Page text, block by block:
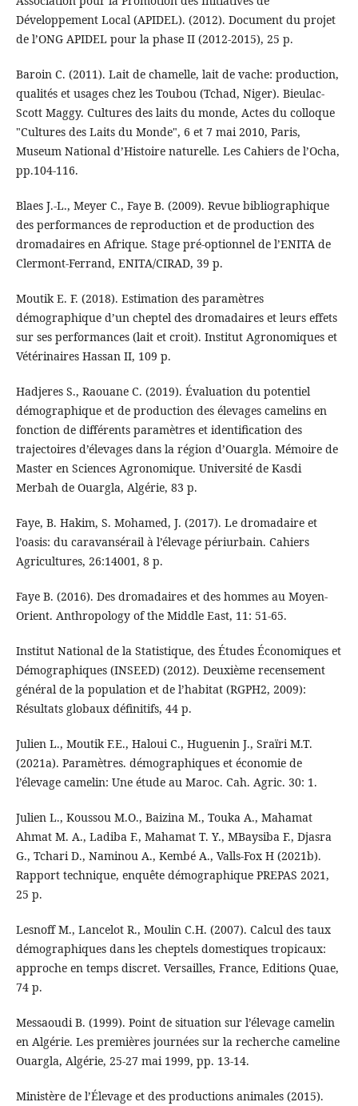
Développement Local (APIDEL). (2012). Document du projet
de l’ONG APIDEL pour la phase II (2012-2015), 25 p.
Baroin C. (2011). Lait de chamelle, lait de vache: production,
qualités et usages chez les Toubou (Tchad, Niger). Bieulac-
Scott Maggy. Cultures des laits du monde, Actes du colloque
"Cultures des Laits du Monde", 6 et 7 mai 2010, Paris,
Museum National d’Histoire naturelle. Les Cahiers de l’Ocha,
pp.104-116.
Blaes J.-L., Meyer C., Faye B. (2009). Revue bibliographique
des performances de reproduction et de production des
dromadaires en Afrique. Stage pré-optionnel de l’ENITA de
Clermont-Ferrand, ENITA/CIRAD, 39 p.
Moutik E. F. (2018). Estimation des paramètres
démographique d’un cheptel des dromadaires et leurs effets
sur ses performances (lait et croit). Institut Agronomiques et
Vétérinaires Hassan II, 109 p.
Hadjeres S., Raouane C. (2019). Évaluation du potentiel
démographique et de production des élevages camelins en
fonction de différents paramètres et identification des
trajectoires d’élevages dans la région d’Ouargla. Mémoire de
Master en Sciences Agronomique. Université de Kasdi
Merbah de Ouargla, Algérie, 83 p.
Faye, B. Hakim, S. Mohamed, J. (2017). Le dromadaire et
l’oasis: du caravansérail à l’élevage périurbain. Cahiers
Agricultures, 26:14001, 8 p.
Faye B. (2016). Des dromadaires et des hommes au Moyen-
Orient. Anthropology of the Middle East, 11: 51-65.
Institut National de la Statistique, des Études Économiques et
Démographiques (INSEED) (2012). Deuxième recensement
général de la population et de l’habitat (RGPH2, 2009):
Résultats globaux définitifs, 44 p.
Julien L., Moutik F.E., Haloui C., Huguenin J., Sraïri M.T.
(2021a). Paramètres. démographiques et économie de
l’élevage camelin: Une étude au Maroc. Cah. Agric. 30: 1.
Julien L., Koussou M.O., Baizina M., Touka A., Mahamat
Ahmat M. A., Ladiba F., Mahamat T. Y., MBaysiba F., Djasra
G., Tchari D., Naminou A., Kembé A., Valls-Fox H (2021b).
Rapport technique, enquête démographique PREPAS 2021,
25 p.
Lesnoff M., Lancelot R., Moulin C.H. (2007). Calcul des taux
démographiques dans les cheptels domestiques tropicaux:
approche en temps discret. Versailles, France, Editions Quae,
74 p.
Messaoudi B. (1999). Point de situation sur l’élevage camelin
en Algérie. Les premières journées sur la recherche cameline
Ouargla, Algérie, 25-27 mai 1999, pp. 13-14.
Ministère de l’Élevage et des productions animales (2015).